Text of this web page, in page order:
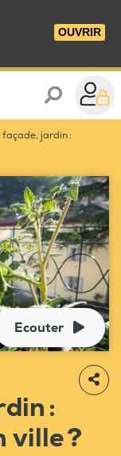
OUVRIR
façade, jardin :
Ecouter
:
ville ?